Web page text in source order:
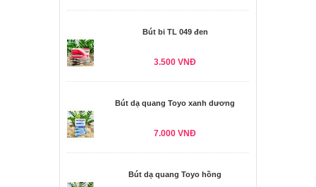
Bút bi TL 049 đen
3.500 VNĐ
Bút dạ quang Toyo xanh dương
7.000 VNĐ
Bút dạ quang Toyo hồng